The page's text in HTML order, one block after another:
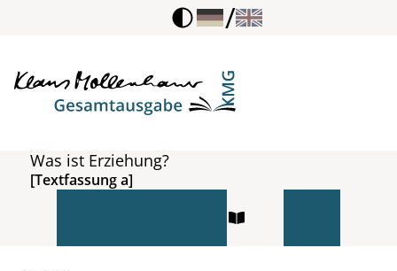
/
Was ist Erziehung?
[Textfassung a]